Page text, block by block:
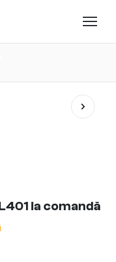
la comandă